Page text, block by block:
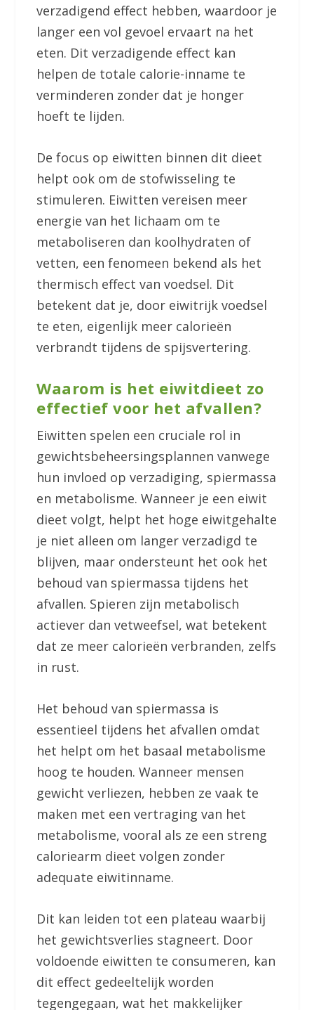
verzadigend effect hebben, waardoor je
langer een vol gevoel ervaart na het
eten. Dit verzadigende effect kan
helpen de totale calorie-inname te
verminderen zonder dat je honger
hoeft te lijden.
De focus op eiwitten binnen dit dieet
helpt ook om de stofwisseling te
stimuleren. Eiwitten vereisen meer
energie van het lichaam om te
metaboliseren dan koolhydraten of
vetten, een fenomeen bekend als het
thermisch effect van voedsel. Dit
betekent dat je, door eiwitrijk voedsel
te eten, eigenlijk meer calorieën
verbrandt tijdens de spijsvertering.
Waarom is het eiwitdieet zo
effectief voor het afvallen?
Eiwitten spelen een cruciale rol in
gewichtsbeheersingsplannen vanwege
hun invloed op verzadiging, spiermassa
en metabolisme. Wanneer je een eiwit
dieet volgt, helpt het hoge eiwitgehalte
je niet alleen om langer verzadigd te
blijven, maar ondersteunt het ook het
behoud van spiermassa tijdens het
afvallen. Spieren zijn metabolisch
actiever dan vetweefsel, wat betekent
dat ze meer calorieën verbranden, zelfs
in rust.
Het behoud van spiermassa is
essentieel tijdens het afvallen omdat
het helpt om het basaal metabolisme
hoog te houden. Wanneer mensen
gewicht verliezen, hebben ze vaak te
maken met een vertraging van het
metabolisme, vooral als ze een streng
caloriearm dieet volgen zonder
adequate eiwitinname.
Dit kan leiden tot een plateau waarbij
het gewichtsverlies stagneert. Door
voldoende eiwitten te consumeren, kan
dit effect gedeeltelijk worden
tegengegaan, wat het makkelijker